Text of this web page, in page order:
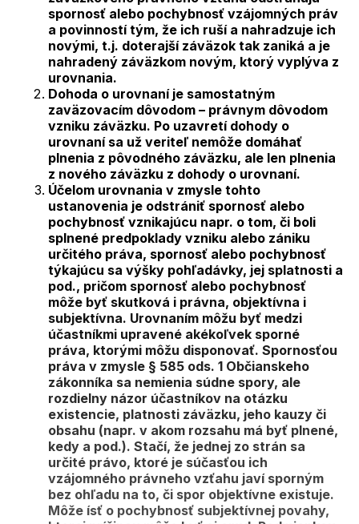
spornosť alebo pochybnosť vzájomných práv
a povinností tým, že ich ruší a nahradzuje ich
novými, t.j. doterajší záväzok tak zaniká a je
nahradený záväzkom novým, ktorý vyplýva z
urovnania.
Dohoda o urovnaní je samostatným
zaväzovacím dôvodom – právnym dôvodom
vzniku záväzku. Po uzavretí dohody o
urovnaní sa už veriteľ nemôže domáhať
plnenia z pôvodného záväzku, ale len plnenia
z nového záväzku z dohody o urovnaní.
Účelom urovnania v zmysle tohto
ustanovenia je odstrániť spornosť alebo
pochybnosť vznikajúcu napr. o tom, či boli
splnené predpoklady vzniku alebo zániku
určitého práva, spornosť alebo pochybnosť
týkajúcu sa výšky pohľadávky, jej splatnosti a
pod., pričom spornosť alebo pochybnosť
môže byť skutková i právna, objektívna i
subjektívna. Urovnaním môžu byť medzi
účastníkmi upravené akékoľvek sporné
práva, ktorými môžu disponovať. Spornosťou
práva v zmysle § 585 ods. 1 Občianskeho
zákonníka sa nemienia súdne spory, ale
rozdielny názor účastníkov na otázku
existencie, platnosti záväzku, jeho kauzy či
obsahu (napr. v akom rozsahu má byť plnené,
kedy a pod.). Stačí, že jednej zo strán sa
určité právo, ktoré je súčasťou ich
vzájomného právneho vzťahu javí sporným
bez ohľadu na to, či spor objektívne existuje.
Môže ísť o pochybnosť subjektívnej povahy,